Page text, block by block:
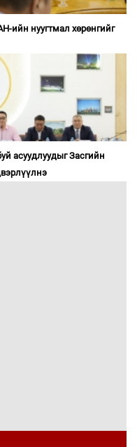
ийн нуугтмал хөрөнгийг
асуудлуудыг Засгийн